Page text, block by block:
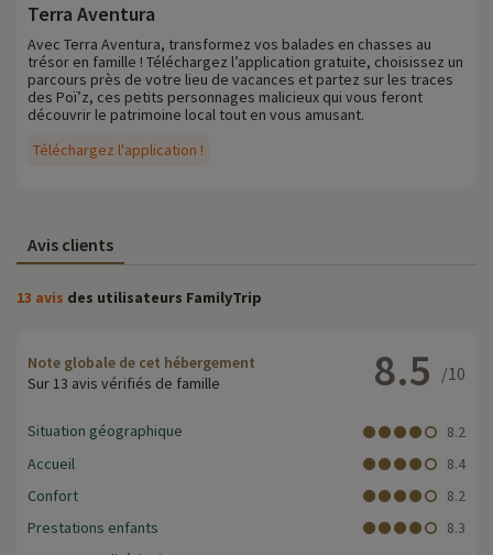
Terra Aventura
Téléchargez l'application !
Avec Terra Aventura, transformez vos balades en chasses au
trésor en famille ! Téléchargez l’application gratuite, choisissez un
parcours près de votre lieu de vacances et partez sur les traces
des Poï’z, ces petits personnages malicieux qui vous feront
découvrir le patrimoine local tout en vous amusant.
Avis clients
13 avis des utilisateurs FamilyTrip
Note globale de cet hébergement
Sur 13 avis vérifiés de famille
8.5 /10
Situation géographique
8.2
Accueil
8.4
Confort
8.2
Prestations enfants
8.3